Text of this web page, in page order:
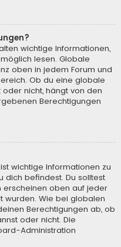
wichtige Informationen,
lesen. Globale
oben in jedem Forum und
Ob du eine globale
nicht, hängt von den
Berechtigungen
wichtige Informationen zu
dich befindest. Du solltest
erscheinen oben auf jeder
wurden. Wie bei globalen
Berechtigungen ab, ob
oder nicht. Die
Administration